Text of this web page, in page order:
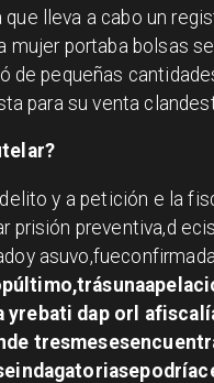
lleva a cabo un
mujer portaba bolsas
de pequeñas
para su venta
y a petición e la
prisión preventiva,d
dap orl